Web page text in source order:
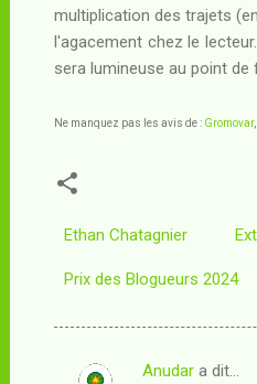
multiplication des trajets
l'agacement chez le
sera lumineuse au point de
Ne manquez pas les avis de : Gromovar,
Ethan Chatagnier
Prix des Blogueurs 2024
Anudar a dit…